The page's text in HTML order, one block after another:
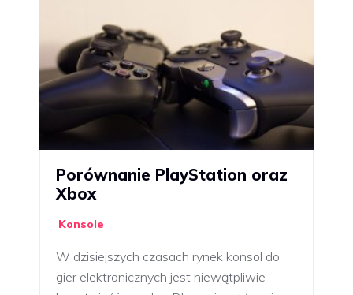
Porównanie PlayStation oraz
Xbox
Konsole
W dzisiejszych czasach rynek konsol do
gier elektronicznych jest niewątpliwie